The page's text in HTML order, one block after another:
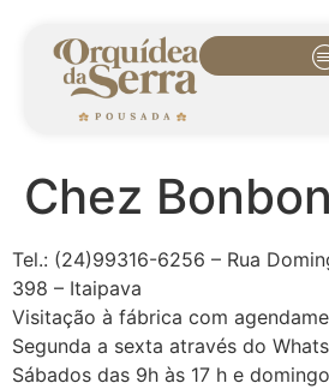
Chez Bonbon
Tel.: (24)99316-6256 – Rua
398 – Itaipava
Visitação à fábrica com
Segunda a sexta através do
Sábados das 9h às 17 h e